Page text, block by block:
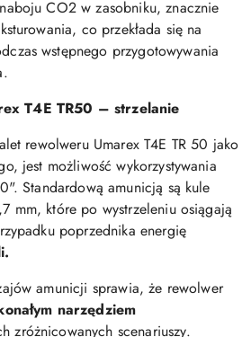
CO2 w zasobniku, znacznie
co przekłada się na
wstępnego przygotowywania
T4E TR50 – strzelanie
rewolweru Umarex T4E TR 50 jako
jest możliwość wykorzystywania
Standardową amunicją są kule
mm, które po wystrzeleniu osiągają
poprzednika energię
amunicji sprawia, że rewolwer
narzędziem
zróżnicowanych scenariuszy.